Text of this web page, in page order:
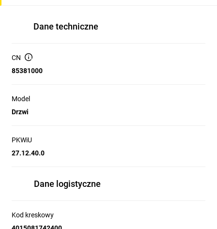
Dane techniczne
CN
85381000
Model
Drzwi
PKWiU
27.12.40.0
Dane logistyczne
Kod kreskowy